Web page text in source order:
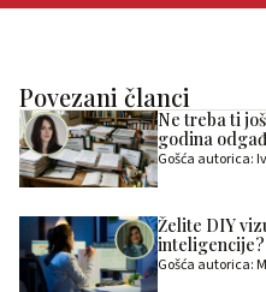
Povezani članci
Ne treba ti
godina
Gošća autorica:
Želite DIY
inteligencije?
Gošća autorica: